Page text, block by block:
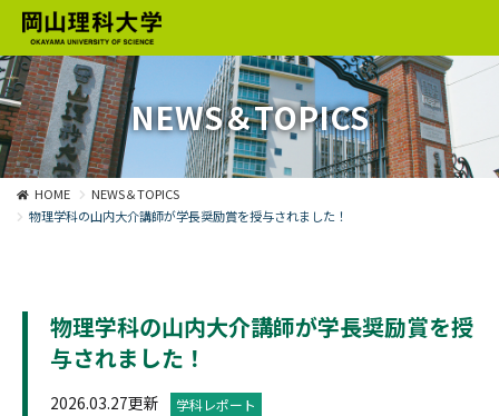
NEWS＆TOPICS
HOME
NEWS＆TOPICS
物理学科の山内大介講師が学長奨励賞を授与されました！
物理学科の山内大介講師が学長奨励賞を授
与されました！
2026.03.27更新 学科レポート